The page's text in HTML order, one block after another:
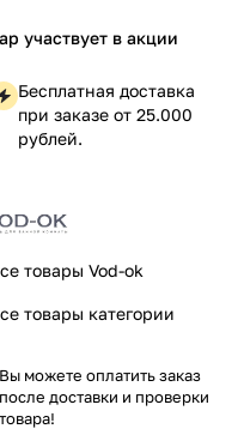
участвует в акции
Бесплатная доставка
при заказе от 25.000
рублей.
товары Vod-ok
товары категории
Вы можете оплатить заказ
после доставки и проверки
товара!